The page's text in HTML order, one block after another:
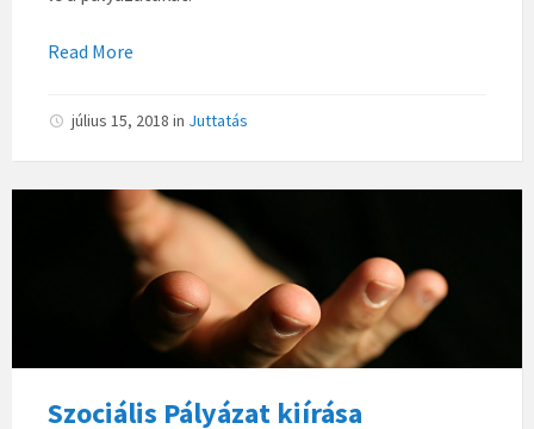
Read More
július 15, 2018 in Juttatás
Szociális Pályázat kiírása